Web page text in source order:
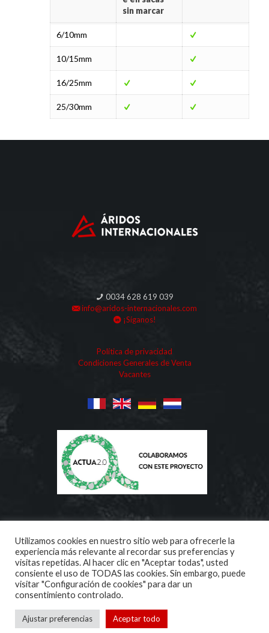
sin marcar
6/10mm
10/15mm
16/25mm
25/30mm
0034 628 619 039
info@aridos-internacionales.com
¡Síganos!
Política de privacidad
Condiciones Generales de Venta
Vacantes
Copyright ©2026 | Aridos Internacionales | All Rights
Utilizamos cookies en nuestro sitio web para ofrecerle la
experiencia más relevante al recordar sus preferencias y
visitas repetidas. Al hacer clic en "Aceptar todas", usted
consiente el uso de TODAS las cookies. Sin embargo, puede
visitar "Configuración de cookies" para dar un
consentimiento controlado.
Ajustar preferencias Aceptar todo